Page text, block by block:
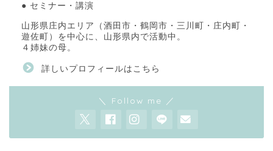
● セミナー・講演
山形県庄内エリア（酒田市・鶴岡市・三川町・庄内町・
遊佐町）を中心に、山形県内で活動中。
４姉妹の母。
詳しいプロフィールはこちら
＼ Follow me ／